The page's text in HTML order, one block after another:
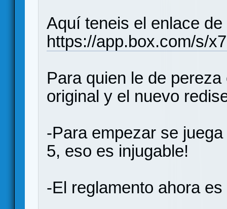
Aquí teneis el enlace
https://app.box.com/s/
Para quien le de
original y el nuevo
-Para empezar se
5, eso es injugable!
-El reglamento ahora